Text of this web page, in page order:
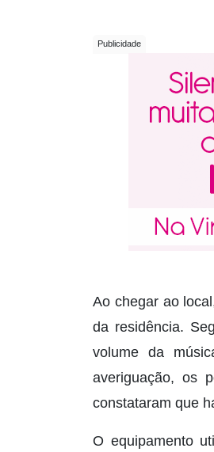
Ao chegar ao
da residência.
volume da
averiguação, os
constataram que
O equipamento